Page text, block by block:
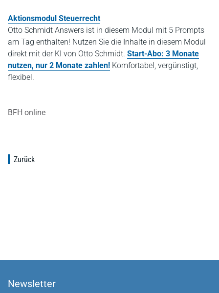
Aktionsmodul Steuerrecht
Otto Schmidt Answers ist in diesem Modul mit 5 Prompts
am Tag enthalten! Nutzen Sie die Inhalte in diesem Modul
direkt mit der KI von Otto Schmidt. Start-Abo: 3 Monate
nutzen, nur 2 Monate zahlen! Komfortabel, vergünstigt,
flexibel.
BFH online
Zurück
Newsletter